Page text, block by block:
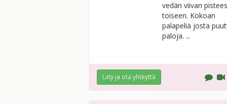
vedän viivan
toiseen. Kokoan
palapeliä josta
paloja. ...
Liity ja ota yhteyttä